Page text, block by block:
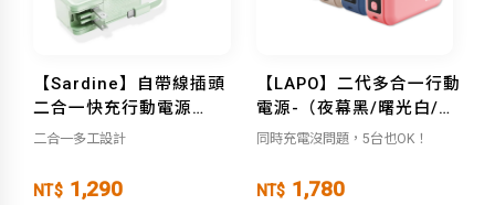
【Sardine】自帶線插頭
二合一快充行動電源
5000mAh-
二合一多工設計
NT$ 1,290
【LAPO】二代多合一行動
電源-（夜幕黑/曙光白/奶
茶色/牛仔藍/珊瑚粉）
同時充電沒問題，5台也OK！
NT$ 1,780